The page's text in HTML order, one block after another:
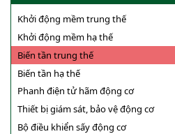
Khởi động mềm trung thế
Khởi động mềm hạ thế
Biến tần trung thế
Biến tần hạ thế
Phanh điện tử hãm động cơ
Thiết bị giám sát, bảo vệ động cơ
Bộ điều khiển sấy động cơ